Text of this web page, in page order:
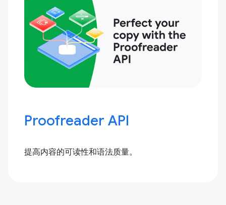
Proofreader API
提高内容的可读性和语法质量。